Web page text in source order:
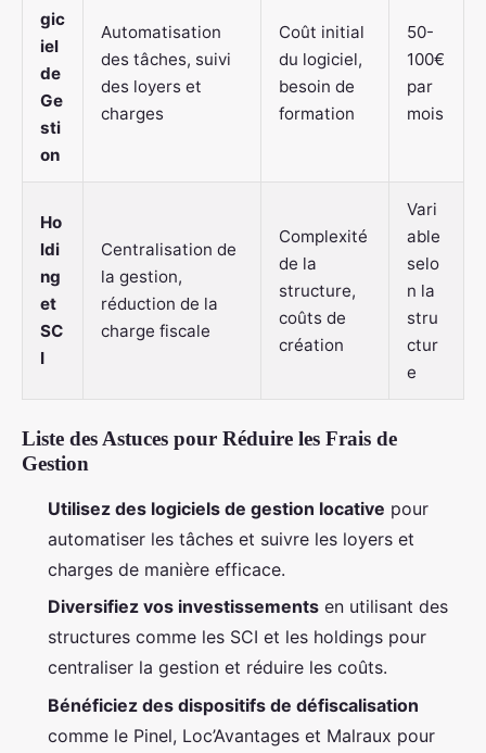
gic
iel
de
Ge
sti
on
Automatisation
des tâches, suivi
des loyers et
charges
Coût initial
du logiciel,
besoin de
formation
50-
100€
par
mois
Ho
ldi
ng
et
SC
I
Centralisation de
la gestion,
réduction de la
charge fiscale
Complexité
de la
structure,
coûts de
création
Vari
able
selo
n la
stru
ctur
e
Liste des Astuces pour Réduire les Frais de
Gestion
Utilisez des logiciels de gestion locative pour
automatiser les tâches et suivre les loyers et
charges de manière efficace.
Diversifiez vos investissements en utilisant des
structures comme les SCI et les holdings pour
centraliser la gestion et réduire les coûts.
Bénéficiez des dispositifs de défiscalisation
comme le Pinel, Loc’Avantages et Malraux pour